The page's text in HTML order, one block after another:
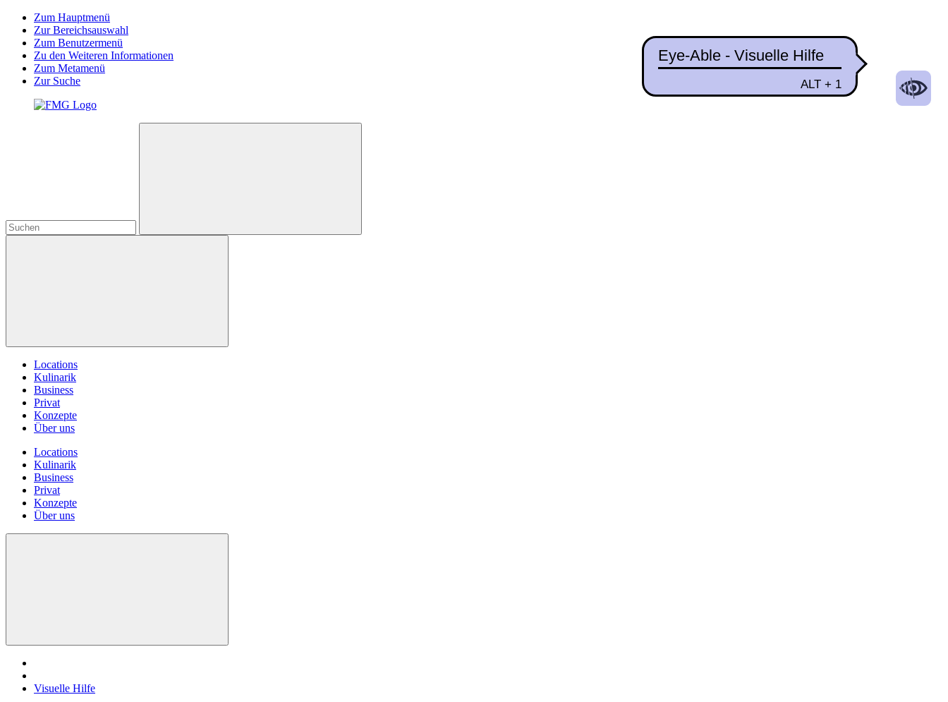
Zum Hauptmenü
Zur Bereichsauswahl
Zum Benutzermenü
Zu den Weiteren Informationen
Zum Metamenü
Zur Suche
Locations
Kulinarik
Business
Privat
Konzepte
Über uns
Locations
Kulinarik
Business
Privat
Konzepte
Über uns
Visuelle Hilfe